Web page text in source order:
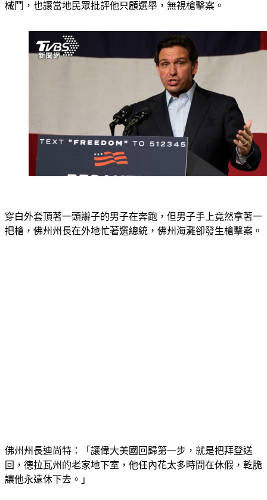
械鬥，也讓當地民眾批評他只顧選舉，無視槍擊案。
穿白外套頂著一頭辮子的男子在奔跑，但男子手上竟然拿著一
把槍，佛州州長在外地忙著選總統，佛州海灘卻發生槍擊案。
佛州州長迪尚特：「讓偉大美國回歸第一步，就是把拜登送
回，德拉瓦州的老家地下室，他任內花太多時間在休假，乾脆
讓他永遠休下去。」